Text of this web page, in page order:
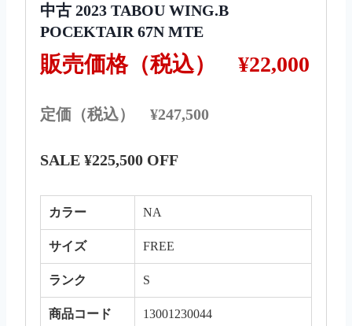
中古 2023 TABOU WING.B
POCEKTAIR 67N MTE
販売価格（税込） ¥22,000
定価（税込） ¥247,500
SALE ¥225,500 OFF
カラー NA
サイズ FREE
ランク S
商品コード 13001230044